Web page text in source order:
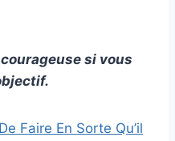
si vous
Faire En Sorte Qu’il